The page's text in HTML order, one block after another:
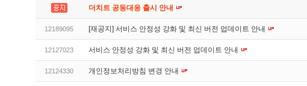
더치트 공동대응 출시 안내
12189095 [재공지] 서비스 안정성 강화 및 최신 버전 업데이트 안내
12127023 서비스 안정성 강화 및 최신 버전 업데이트 안내
12124330 개인정보처리방침 변경 안내